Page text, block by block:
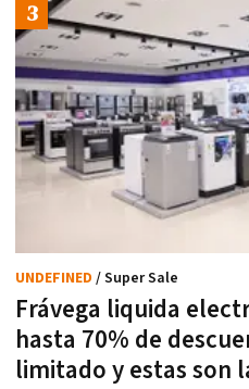
Frávega liquida
hasta 70% de
limitado y estas son
UNDEFINED / Super Sale